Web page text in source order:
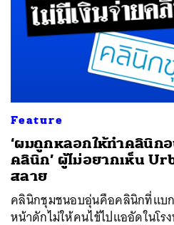
Feature
‘ผมถูกหลอกให้ทำคลินิกอ
คลินิก’ ผู้ไม่อยากเห็น
สลาย
คลินิกชุมชนอบอุ่นคือคลินิกที่แบก
หน้าดักไม่ให้คนไข้ไปแออัดในโร